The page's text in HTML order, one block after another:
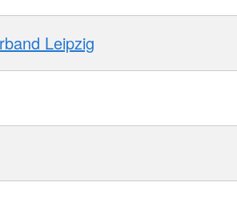
Leipzig